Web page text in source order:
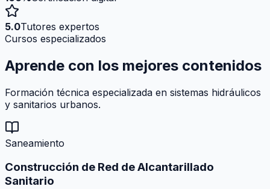
5.0Tutores expertos
Cursos especializados
Aprende con los mejores contenidos
Formación técnica especializada en sistemas hidráulicos
y sanitarios urbanos.
Saneamiento
Construcción de Red de Alcantarillado
Sanitario